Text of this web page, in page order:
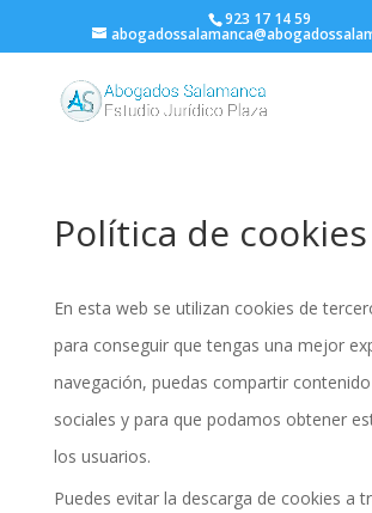
923 17 14 59
Política de cookies
En esta web se utilizan cookies de
para conseguir que tengas una mejor
navegación, puedas compartir
sociales y para que podamos obtener
los usuarios.
Puedes evitar la descarga de cookies a